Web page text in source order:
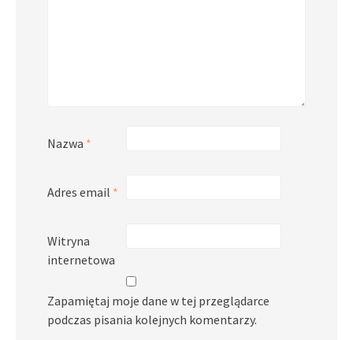
Nazwa *
Adres email *
Witryna
internetowa
Zapamiętaj moje dane w tej przeglądarce
podczas pisania kolejnych komentarzy.